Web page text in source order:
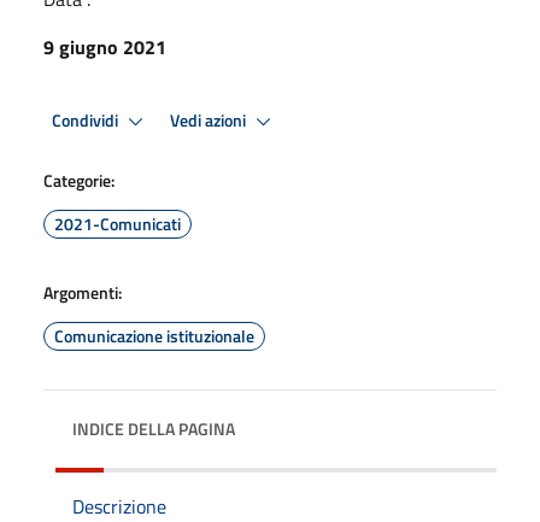
9 giugno 2021
Condividi Vedi azioni
Categorie:
2021-Comunicati
Argomenti:
Comunicazione istituzionale
INDICE DELLA PAGINA
Descrizione